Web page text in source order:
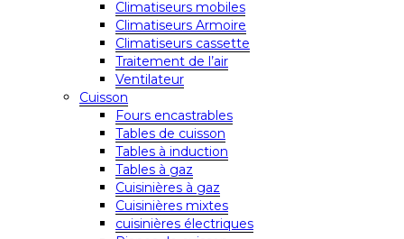
Climatiseurs mobiles
Climatiseurs Armoire
Climatiseurs cassette
Traitement de l’air
Ventilateur
Cuisson
Fours encastrables
Tables de cuisson
Tables à induction
Tables à gaz
Cuisinières à gaz
Cuisinières mixtes
cuisinières électriques